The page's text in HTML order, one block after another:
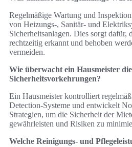
Regelmäßige Wartung und
von Heizungs-, Sanitär- und
Sicherheitsanlagen. Dies sorgt dafür,
rechtzeitig erkannt und behoben
vermeiden.
Wie überwacht ein Hausmeister die
Sicherheitsvorkehrungen?
Ein Hausmeister kontrolliert
Detection-Systeme und entwickelt
Strategien, um die Sicherheit der
gewährleisten und Risiken zu
Welche Reinigungs- und